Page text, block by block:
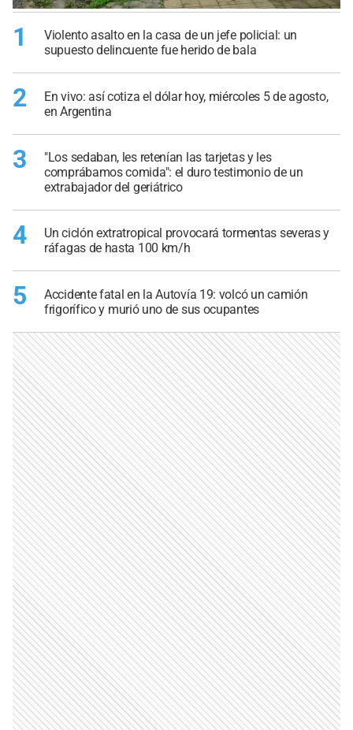
1
Violento asalto en la casa de un jefe policial: un
supuesto delincuente fue herido de bala
2
En vivo: así cotiza el dólar hoy, miércoles 5 de agosto,
en Argentina
3
"Los sedaban, les retenían las tarjetas y les
comprábamos comida": el duro testimonio de un
extrabajador del geriátrico
4
Un ciclón extratropical provocará tormentas severas y
ráfagas de hasta 100 km/h
5
Accidente fatal en la Autovía 19: volcó un camión
frigorífico y murió uno de sus ocupantes